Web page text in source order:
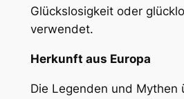
Glückslosigkeit oder
verwendet.
Herkunft aus Europa
Die Legenden und Mythen